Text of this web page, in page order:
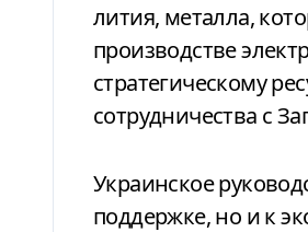
лития, металла,
производстве
стратегическому
сотрудничества с
Украинское
поддержке, но и к